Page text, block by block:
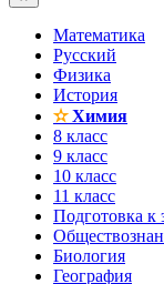
Математика
Русский
Физика
История
✫Химия
8 класс
9 класс
10 класс
11 класс
Подготовка
Биология
География